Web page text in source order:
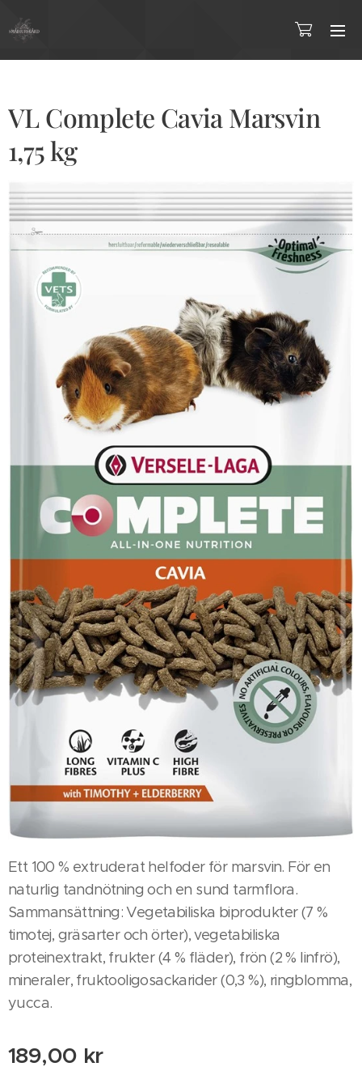
VL Complete Cavia Marsvin
1,75 kg
Ett 100 % extruderat helfoder för marsvin. För en
naturlig tandnötning och en sund tarmflora.
Sammansättning: Vegetabiliska biprodukter (7 %
timotej, gräsarter och örter), vegetabiliska
proteinextrakt, frukter (4 % fläder), frön (2 % linfrö),
mineraler, fruktooligosackarider (0,3 %), ringblomma,
yucca.
189,00 kr